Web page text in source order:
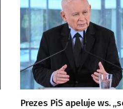
Prezes PiS apeluje ws.